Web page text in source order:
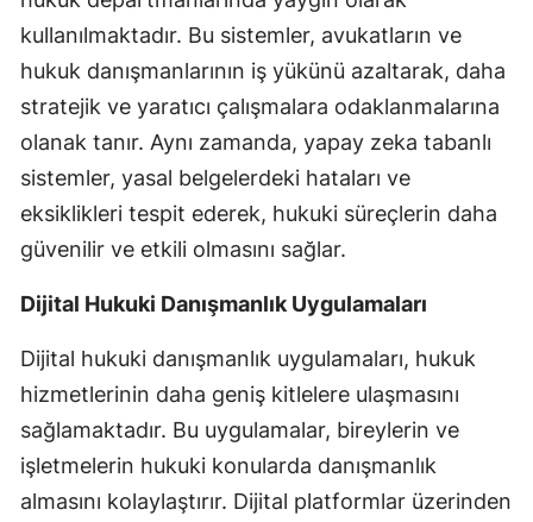
kullanılmaktadır. Bu sistemler, avukatların ve
hukuk danışmanlarının iş yükünü azaltarak, daha
stratejik ve yaratıcı çalışmalara odaklanmalarına
olanak tanır. Aynı zamanda, yapay zeka tabanlı
sistemler, yasal belgelerdeki hataları ve
eksiklikleri tespit ederek, hukuki süreçlerin daha
güvenilir ve etkili olmasını sağlar.
Dijital Hukuki Danışmanlık Uygulamaları
Dijital hukuki danışmanlık uygulamaları, hukuk
hizmetlerinin daha geniş kitlelere ulaşmasını
sağlamaktadır. Bu uygulamalar, bireylerin ve
işletmelerin hukuki konularda danışmanlık
almasını kolaylaştırır. Dijital platformlar üzerinden